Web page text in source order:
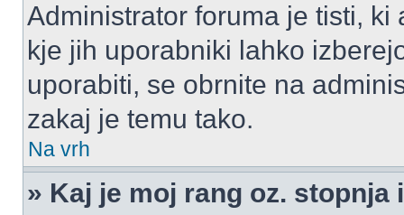
Administrator foruma je tisti,
kje jih uporabniki lahko
uporabiti, se obrnite na
zakaj je temu tako.
Na vrh
» Kaj je moj rang oz.